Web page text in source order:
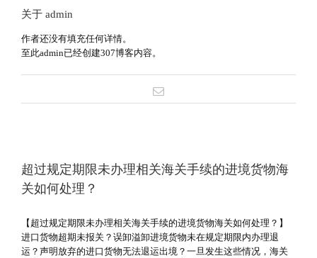
关于 admin
作者还没有填充任何详情。
至此admin已经创建307博客内容。
超过规定期限未办理相关海关手续的进境货物海
关如何处理？
【超过规定期限未办理相关海关手续的进境货物海关如何处理？】
进口货物超期未报关？误卸溢卸进境货物未在规定期限内办理退
运？声明放弃的进口货物无法退运出境？一旦发生这些情况，海关